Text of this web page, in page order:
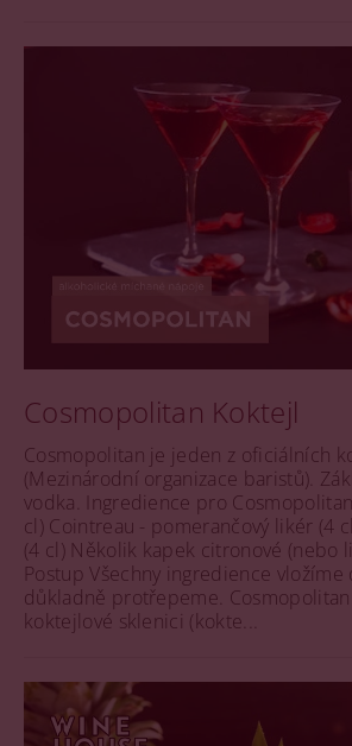
Cosmopolitan Koktejl
Cosmopolitan je jeden z oficiálních
(Mezinárodní organizace baristů).
vodka. Ingredience pro
cl) Cointreau - pomerančový likér (4
(4 cl) Několik kapek citronové (nebo
Postup Všechny ingredience vložíme
důkladně protřepeme.
koktejlové sklenici (kokte...